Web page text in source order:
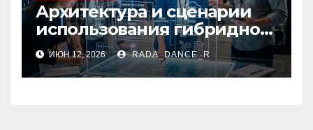
Архитектура и сценарии
использования гибридной
платформы
контейнеризации
ИЮН 12, 2026 RADA_DANCE_R